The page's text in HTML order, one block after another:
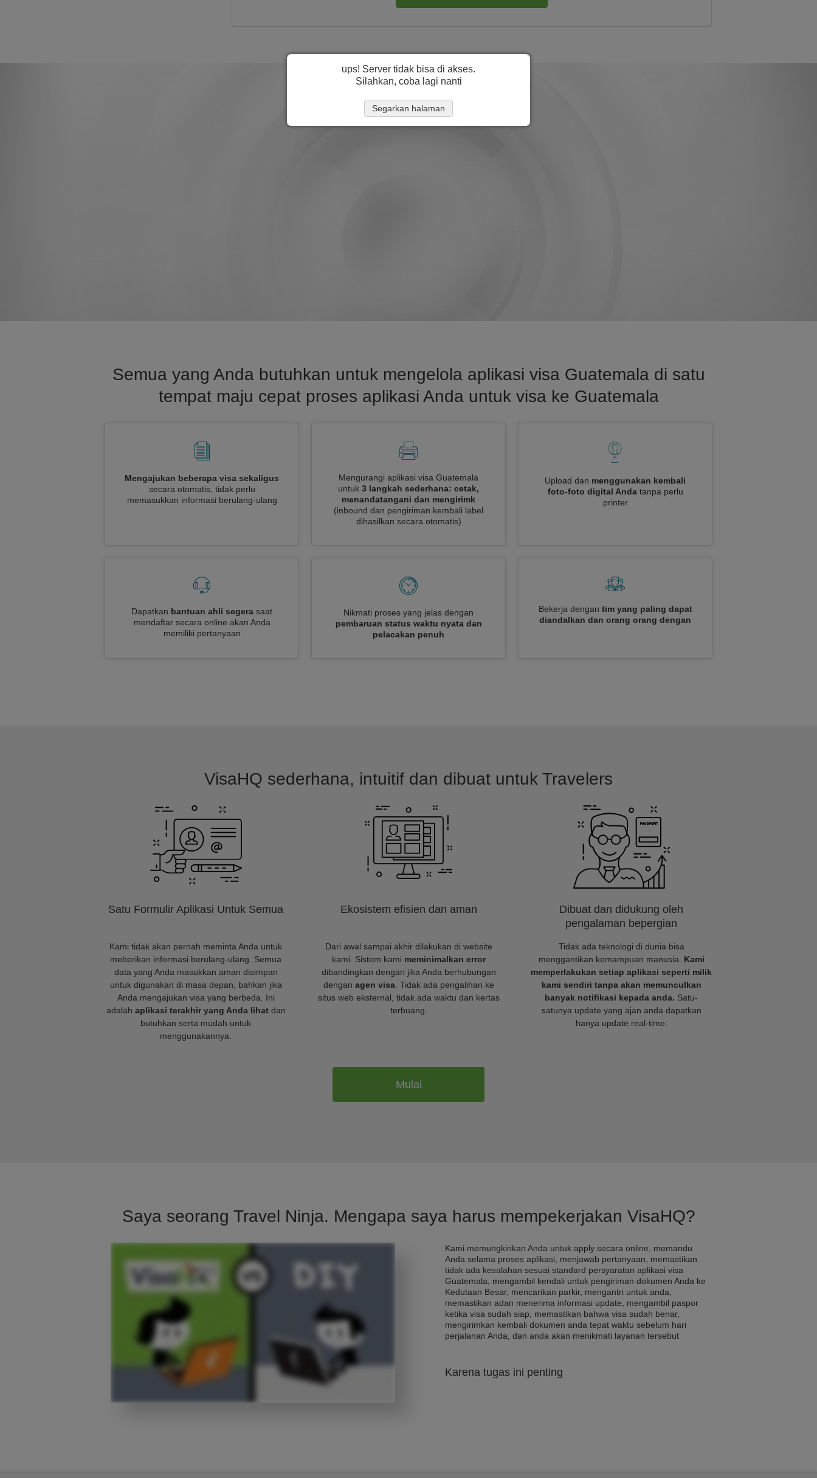
Semua yang Anda butuhkan untuk mengelola aplikasi visa Guatemala di satu
tempat maju cepat proses aplikasi Anda untuk visa ke Guatemala
Mengajukan beberapa visa sekaligus
secara otomatis, tidak perlu
memasukkan informasi berulang-ulang
Mengurangi aplikasi visa Guatemala
untuk 3 langkah sederhana: cetak,
menandatangani dan mengirimk
(inbound dan pengiriman kembali label
dihasilkan secara otomatis)
Upload dan menggunakan kembali
foto-foto digital Andatanpa perlu
printer
Dapatkan bantuan ahli segera saat
mendaftar secara online akan Anda
memiliki pertanyaan
Nikmati proses yang jelas dengan
pembaruan status waktu nyata dan
pelacakan penuh
Bekerja dengan tim yang paling dapat
diandalkan dan orang orang dengan
VisaHQ sederhana, intuitif dan dibuat untuk Travelers
Satu Formulir Aplikasi Untuk Semua
Kami tidak akan pernah meminta Anda untuk
meberikan informasi berulang-ulang. Semua
data yang Anda masukkan aman disimpan
untuk digunakan di masa depan, bahkan jika
Anda mengajukan visa yang berbeda. Ini
adalah aplikasi terakhir yang Anda lihatdan
butuhkan serta mudah untuk
menggunakannya.
Ekosistem efisien dan aman
Dari awal sampai akhir dilakukan di website
kami. Sistem kami meminimalkan error
dibandingkan dengan jika Anda berhubungan
dengan agen visa. Tidak ada pengalihan ke
situs web eksternal, tidak ada waktu dan kertas
terbuang.
Dibuat dan didukung oleh
pengalaman bepergian
Tidak ada teknologi di dunia bisa
menggantikan kemampuan manusia. Kami
memperlakukan setiap aplikasi seperti milik
kami sendiri tanpa akan memunculkan
banyak notifikasi kepada anda. Satu-
satunya update yang ajan anda dapatkan
hanya update real-time.
Mulai
Saya seorang Travel Ninja. Mengapa saya harus mempekerjakan VisaHQ?
Kami memungkinkan Anda untuk apply secara online, memandu
Anda selama proses aplikasi, menjawab pertanyaan, memastikan
tidak ada kesalahan sesuai standard persyaratan aplikasi visa
Guatemala, mengambil kendali untuk pengiriman dokumen Anda ke
Kedutaan Besar, mencarikan parkir, mengantri untuk anda,
memastikan adan menerima informasi update, mengambil paspor
ketika visa sudah siap, memastikan bahwa visa sudah benar,
mengirimkan kembali dokumen anda tepat waktu sebelum hari
perjalanan Anda, dan anda akan menikmati layanan tersebut
Karena tugas ini penting
ups! Server tidak bisa di akses.
Silahkan, coba lagi nanti
Segarkan halaman